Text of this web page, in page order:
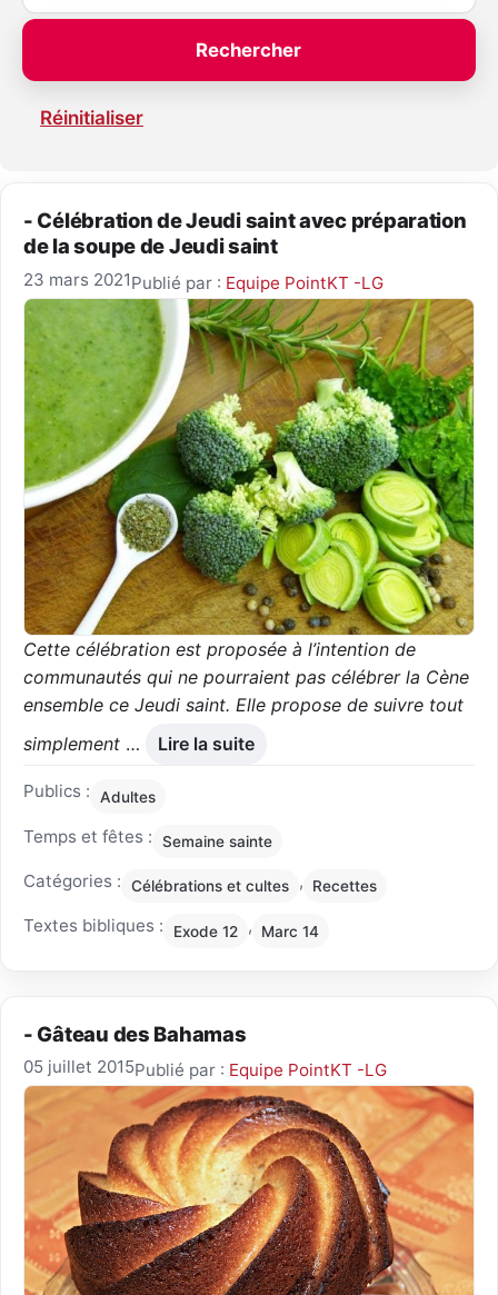
Réinitialiser
- Célébration de Jeudi saint avec préparation
de la soupe de Jeudi saint
23 mars 2021Publié par : Equipe PointKT -LG
Cette célébration est proposée à l’intention de
communautés qui ne pourraient pas célébrer la Cène
ensemble ce Jeudi saint. Elle propose de suivre tout
simplement … Lire la suite
Publics : Adultes
Temps et fêtes : Semaine sainte
Catégories : Célébrations et cultes , Recettes
Textes bibliques : Exode 12 , Marc 14
- Gâteau des Bahamas
05 juillet 2015Publié par : Equipe PointKT -LG